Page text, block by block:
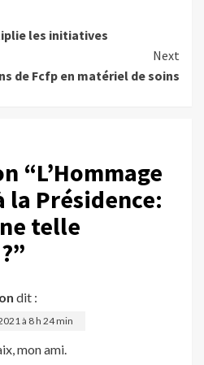
les initiatives
Next
de Fcfp en matériel de soins
“L’Hommage
la Présidence:
telle
”
dit :
à 8 h 24 min
mon ami.